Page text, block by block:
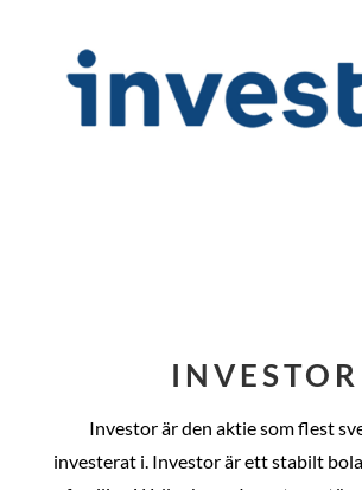
INVESTOR
Investor är den aktie som flest
investerat i. Investor är ett stabilt